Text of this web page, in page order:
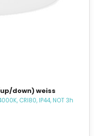
down) weiss
CRI80, IP44, NOT 3h